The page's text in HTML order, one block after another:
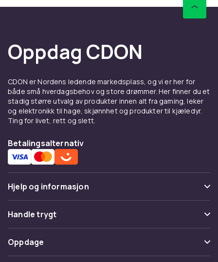
tilpasses innholdet.
Hos CDON finner du et komplett sortiment av
vesker ogreiseutstyrtil konkurransedyktige
retur. Velg blantryggsekker,kofferter,
håndvesker,skuldervesker, beltevesker,
duffelbager,makeupveskerog mye mer.
Kvalitet og funksjon er de viktigste faktorene
materialer med sterke sømmer og robuste
glidelåser holder i mange år.
Vedlikehold vesken for lang levetid. Rengjør
regelmessig med passende rengjøringsmiddel
reiseutstyr
konkurransedyktige priser med trygt kjøp, rask
Oppdag CDON
CDON er Nordens ledende markedsplass, og vi er her for
både små hverdagsbehov og store drømmer. Her finner du et
stadig større utvalg av produkter innen alt fra gaming, leker
og elektronikk til hage, skjønnhet og produkter til kjæledyr.
Ting for livet, rett og slett.
Betalingsalternativ
Hjelp og informasjon
Vanlige spørsmål
Spor pakke
Angre & returner her
Handle trygt
Betaling
Levering
Oppdage